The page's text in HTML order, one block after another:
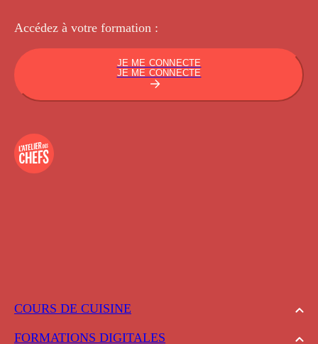
COURS DE CUISINE
FORMATIONS DIGITALES
Accédez à votre formation :
JE ME CONNECTE
JE ME CONNECTE